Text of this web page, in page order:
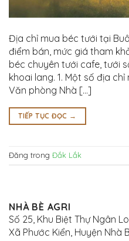
Địa chỉ mua béc tưới tại
điểm bán, mức giá tham
béc chuyên tưới cafe, tưới
khoai lang. 1. Một số địa chỉ
Văn phòng Nhà […]
TIẾP TỤC ĐỌC →
Đăng trong Đắk Lắk
NHÀ BÈ AGRI
Số 25, Khu Biệt Thự Ngân
Xã Phước Kiển, Huyện Nhà